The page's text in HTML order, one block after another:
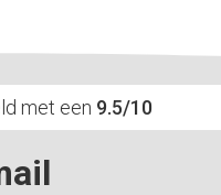
met een 9.5/10